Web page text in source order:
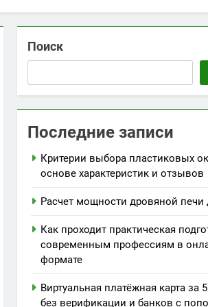
Поиск
Последние записи
Критерии выбора пластиковых
основе характеристик и отзывов
Расчет мощности дровяной печи
Как проходит практическая
современным профессиям в
формате
Виртуальная платёжная карта за
без верификации и банков с